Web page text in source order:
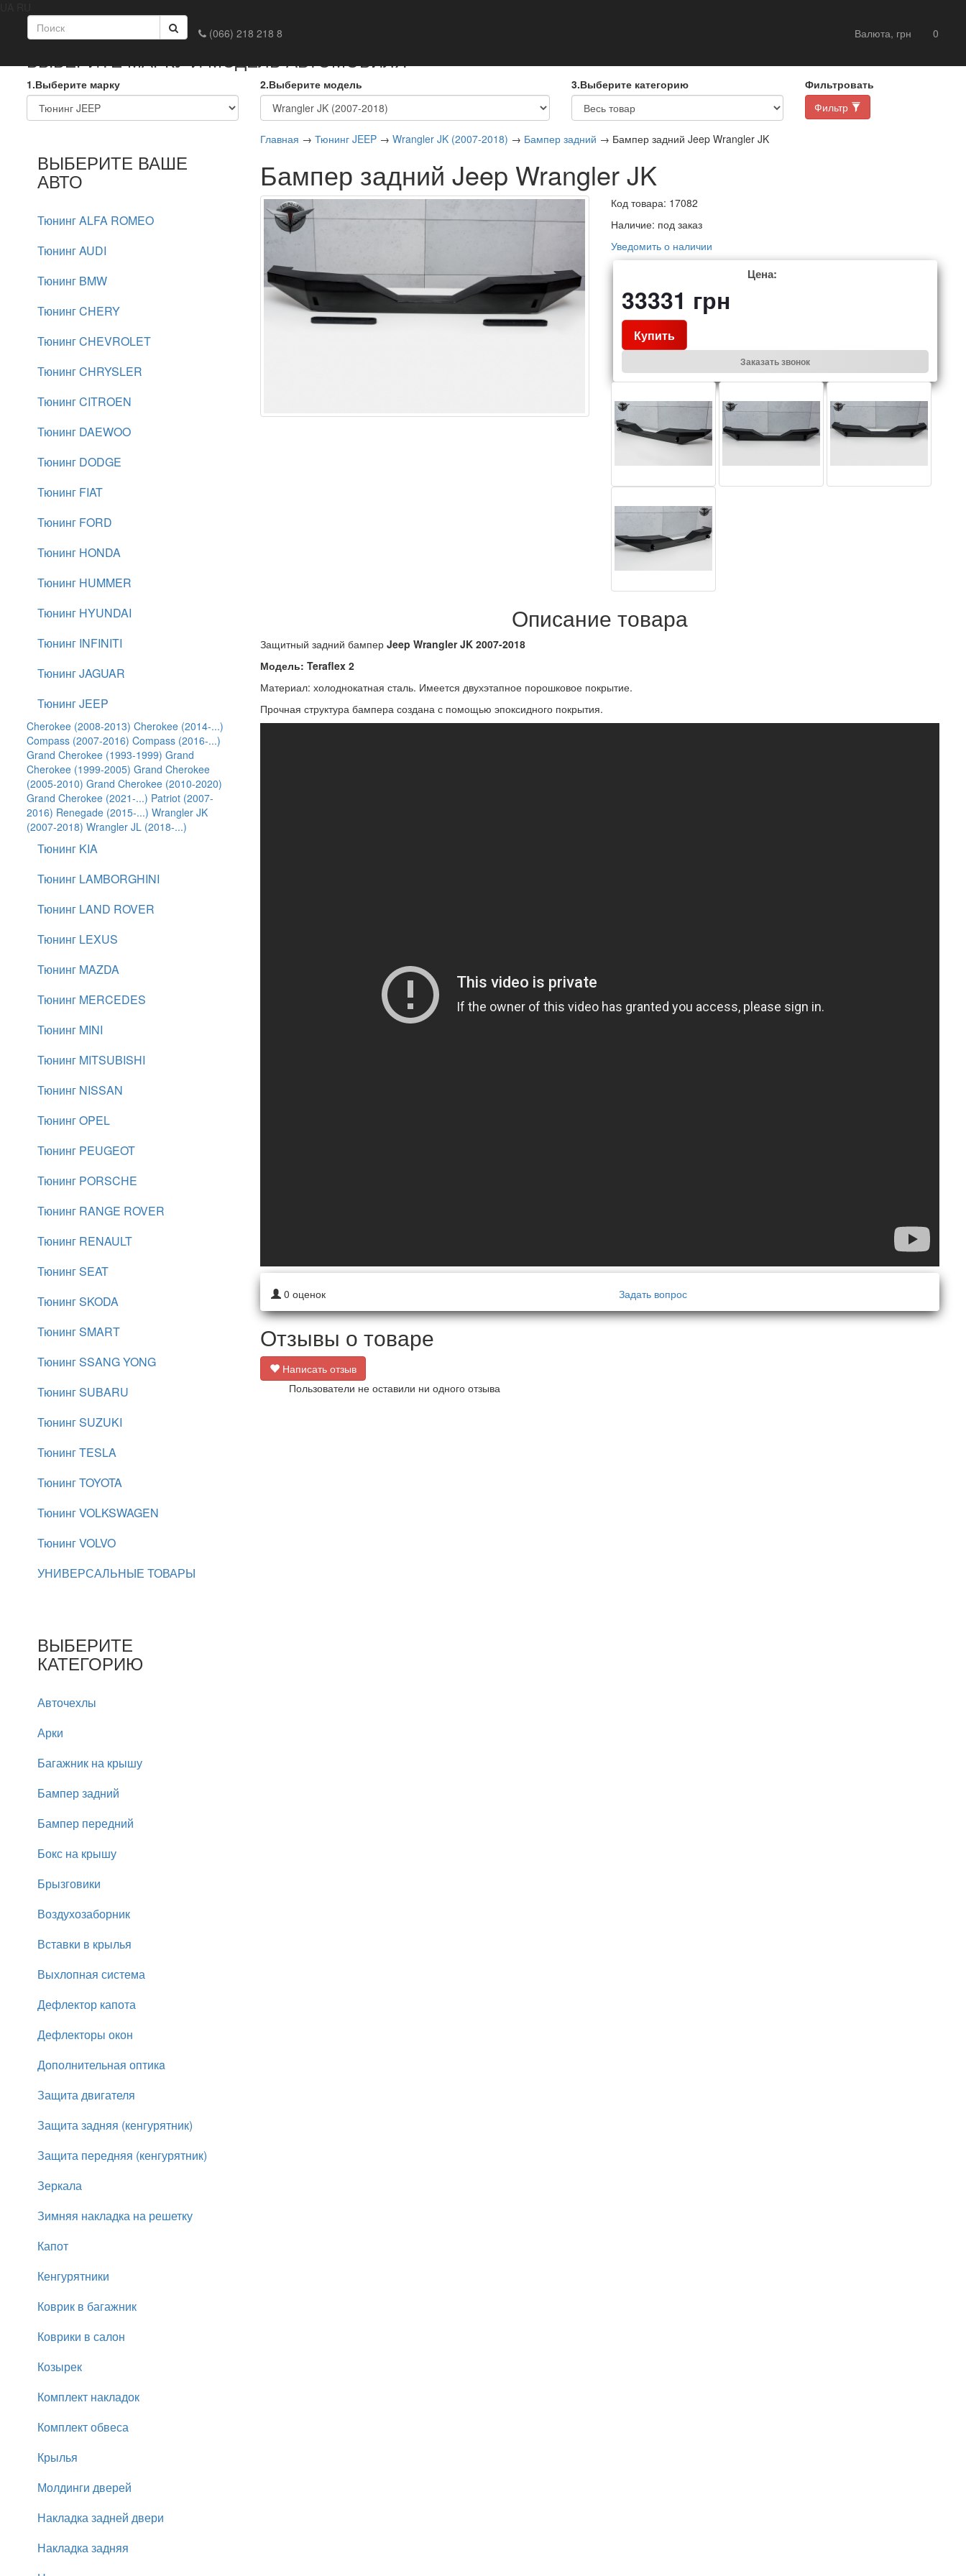
(066) 218 218 8
Валюта, грн 0
Главная Обмен и возврат
ВЫБЕРИТЕ МАРКУ И МОДЕЛЬ АВТОМОБИЛЯ
1.Выберите марку 2.Выберите модель 3.Выберите категорию
Фильтровать
Фильтр
ВЫБЕРИТЕ ВАШЕ
АВТО
Тюнинг ALFA ROMEO
Тюнинг AUDI
Тюнинг BMW
Тюнинг CHERY
Тюнинг CHEVROLET
Тюнинг CHRYSLER
Тюнинг CITROEN
Тюнинг DAEWOO
Тюнинг DODGE
Тюнинг FIAT
Тюнинг FORD
Тюнинг HONDA
Тюнинг HUMMER
Тюнинг HYUNDAI
Тюнинг INFINITI
Тюнинг JAGUAR
Тюнинг JEEP
Cherokee (2008-2013) Cherokee (2014-...)
Compass (2007-2016) Compass (2016-...)
Grand Cherokee (1993-1999) Grand
Cherokee (1999-2005) Grand Cherokee
(2005-2010) Grand Cherokee (2010-2020)
Grand Cherokee (2021-...) Patriot (2007-
2016) Renegade (2015-...) Wrangler JK
(2007-2018) Wrangler JL (2018-...)
Тюнинг KIA
Тюнинг LAMBORGHINI
Тюнинг LAND ROVER
Тюнинг LEXUS
Тюнинг MAZDA
Тюнинг MERCEDES
Тюнинг MINI
Тюнинг MITSUBISHI
Тюнинг NISSAN
Тюнинг OPEL
Тюнинг PEUGEOT
Тюнинг PORSCHE
Тюнинг RANGE ROVER
Тюнинг RENAULT
Тюнинг SEAT
Тюнинг SKODA
Тюнинг SMART
Тюнинг SSANG YONG
Тюнинг SUBARU
Тюнинг SUZUKI
Тюнинг TESLA
Тюнинг TOYOTA
Тюнинг VOLKSWAGEN
Тюнинг VOLVO
УНИВЕРСАЛЬНЫЕ ТОВАРЫ
ВЫБЕРИТЕ
КАТЕГОРИЮ
Авточехлы
Арки
Багажник на крышу
Бампер задний
Бампер передний
Бокс на крышу
Брызговики
Воздухозаборник
Вставки в крылья
Выхлопная система
Дефлектор капота
Дефлекторы окон
Дополнительная оптикa
Защита двигателя
Защита задняя (кенгурятник)
Защита передняя (кенгурятник)
Зеркала
Зимняя накладка на решетку
Капот
Кенгурятники
Коврик в багажник
Коврики в салон
Козырек
Комплект накладок
Комплект обвеса
Крылья
Молдинги дверей
Накладка задней двери
Накладка задняя
Главная → Тюнинг JEEP → Wrangler JK (2007-2018) → Бампер задний → Бампер задний Jeep Wrangler JK
Бампер задний Jeep Wrangler JK
Код товара: 17082
Наличие: под заказ
Уведомить о наличии
Цена:
33331 грн
Купить
Заказать звонок
Описание товара
Защитный задний бампер Jeep Wrangler JK 2007-2018
Модель: Teraflex 2
Материал: холоднокатная сталь. Имеется двухэтапное порошковое покрытие.
Прочная структура бампера создана с помощью эпоксидного покрытия.
0 оценок Задать вопрос
Отзывы о товаре
Написать отзыв
Пользователи не оставили ни одного отзыва